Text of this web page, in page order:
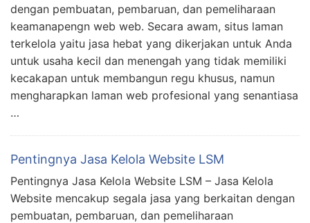
dengan pembuatan, pembaruan, dan pemeliharaan
keamanapengn web web. Secara awam, situs laman
terkelola yaitu jasa hebat yang dikerjakan untuk Anda
untuk usaha kecil dan menengah yang tidak memiliki
kecakapan untuk membangun regu khusus, namun
mengharapkan laman web profesional yang senantiasa
…
Pentingnya Jasa Kelola Website LSM
Pentingnya Jasa Kelola Website LSM – Jasa Kelola
Website mencakup segala jasa yang berkaitan dengan
pembuatan, pembaruan, dan pemeliharaan